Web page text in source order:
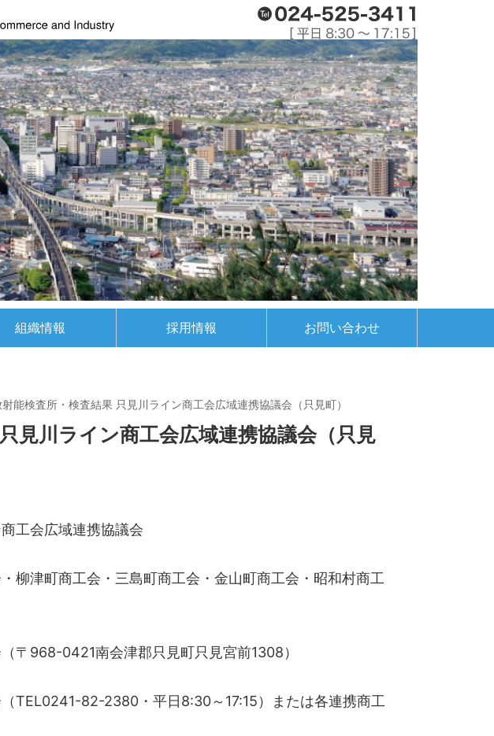
組織情報 採用情報 お問い合わせ
射能検査所・検査結果 只見川ライン商工会広域連携協議会（只見町）
見川ライン商工会広域連携協議会（只見
工会広域連携協議会
柳津町商工会・三島町商工会・金山町商工会・昭和村商工
〒968-0421南会津郡只見町只見宮前1308）
TEL0241-82-2380・平日8:30～17:15）または各連携商工